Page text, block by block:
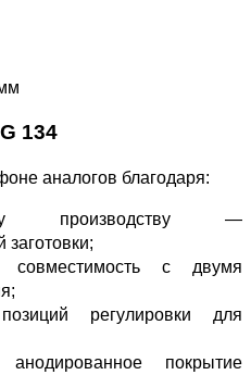
134
аналогов благодаря:
производству —
заготовки;
совместимость с двумя
регулировки для
покрытие